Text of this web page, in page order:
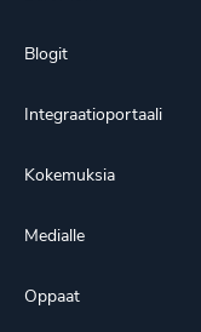
Blogit
Integraatioportaali
Kokemuksia
Medialle
Oppaat